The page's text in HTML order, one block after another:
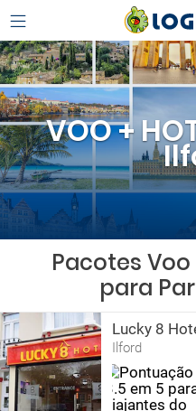
VOO +
Pacotes
para
Lucky 8
Ilford